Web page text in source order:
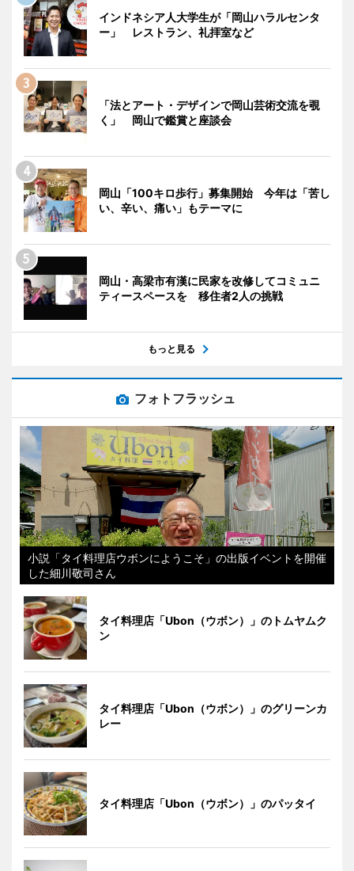
インドネシア人大学生が「岡山ハラルセンタ
ー」 レストラン、礼拝室など
「法とアート・デザインで岡山芸術交流を覗
く」 岡山で鑑賞と座談会
岡山「100キロ歩行」募集開始 今年は「苦し
い、辛い、痛い」もテーマに
岡山・高梁市有漢に民家を改修してコミュニ
ティースペースを 移住者2人の挑戦
もっと見る
フォトフラッシュ
小説「タイ料理店ウボンにようこそ」の出版イベントを開催
した細川敬司さん
タイ料理店「Ubon（ウボン）」のトムヤムク
ン
タイ料理店「Ubon（ウボン）」のグリーンカ
レー
タイ料理店「Ubon（ウボン）」のパッタイ